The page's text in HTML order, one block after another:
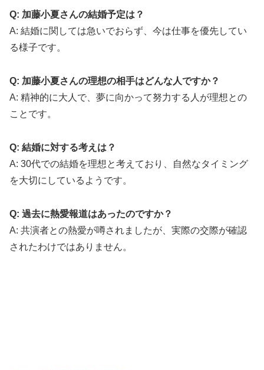
Q: 加藤小夏さんの結婚予定は？
A: 結婚に関しては急いでおらず、今は仕事を優先してい
る様子です。
Q: 加藤小夏さんの理想の相手はどんな人ですか？
A: 精神的に大人で、夢に向かって努力する人が理想との
ことです。
Q: 結婚に対する考えは？
A: 30代での結婚を理想と考えており、自然なタイミング
を大切にしているようです。
Q: 過去に熱愛報道はあったのですか？
A: 共演者との熱愛が噂されましたが、実際の交際が確認
されたわけではありません。